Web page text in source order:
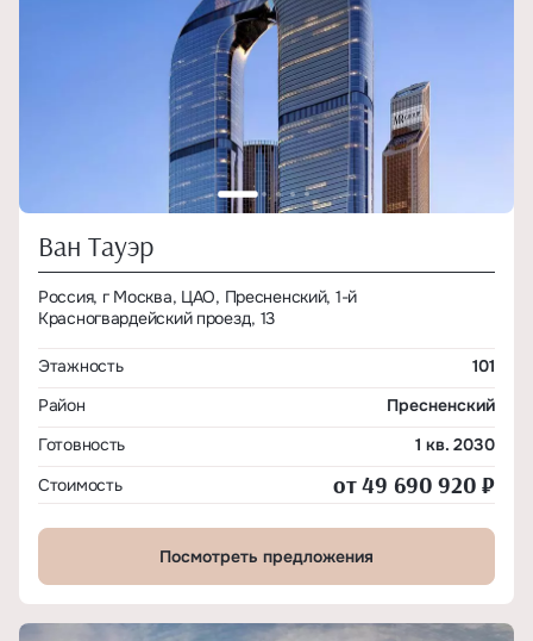
Ван Тауэр
Россия, г Москва, ЦАО, Пресненский, 1-й
Красногвардейский проезд, 13
Этажность
101
Район
Пресненский
Готовность
1 кв. 2030
Стоимость
от 49 690 920 ₽
Посмотреть предложения